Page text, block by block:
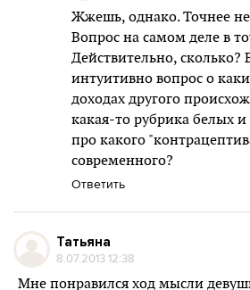
Жжешь, однако. Точнее
Вопрос на самом деле в
Действительно, сколько?
интуитивно вопрос о
доходах другого
какая-то рубрика белых
про какого
современного?
Ответить
Татьяна
8.07.2013 12:38
Мне понравился ход мысли